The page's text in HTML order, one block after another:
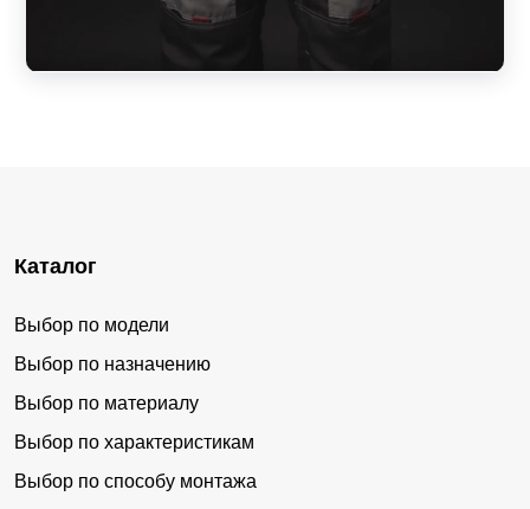
Каталог
Выбор по модели
Выбор по назначению
Выбор по материалу
Выбор по характеристикам
Выбор по способу монтажа